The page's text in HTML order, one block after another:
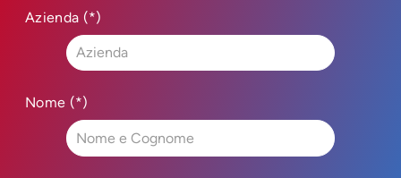
Azienda (*)
Nome (*)